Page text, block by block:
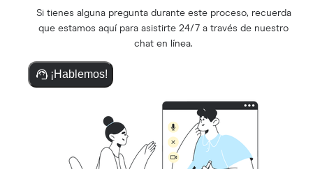
Si tienes alguna pregunta durante este proceso, recuerda
que estamos aquí para asistirte 24/7 a través de nuestro
chat en línea.
¡Hablemos!